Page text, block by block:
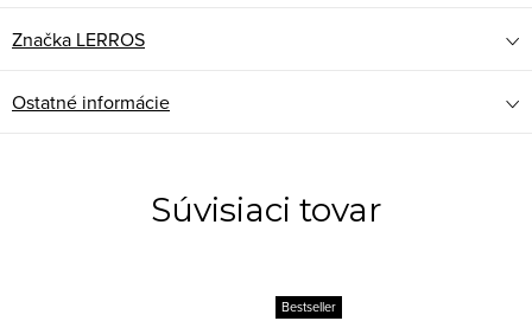
Značka LERROS
Ostatné informácie
Súvisiaci tovar
Bestseller